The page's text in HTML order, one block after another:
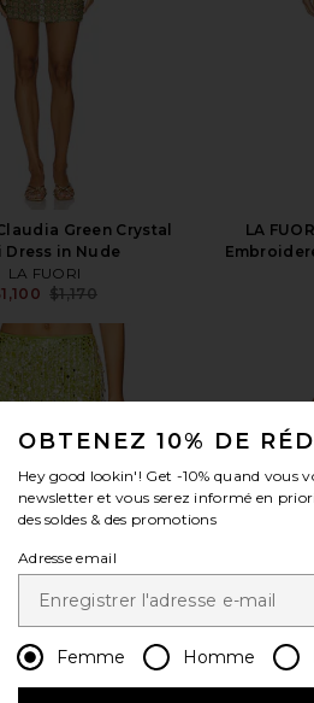
Green Crystal
Dress in Nude
LA FUORI
$1,170
LA
voir plus
OBTENEZ 10% DE
Hey good lookin'! Get -10% quand vous
newsletter et vous serez informé en
des soldes & des promotions
Adresse email
Femme Homme